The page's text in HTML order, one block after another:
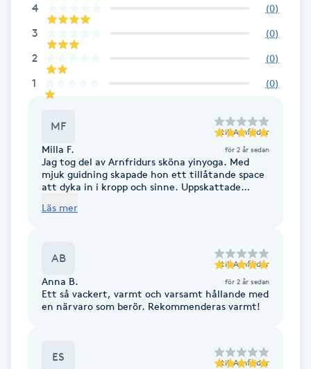
Brynfärgning
Brynplockning
Celluliter
Coachning
Cryoterapi
4 (0)
3 (0)
2 (0)
1 (0)
MF till Arnfridur
Milla F. för 2 år sedan
Jag tog del av Arnfridurs sköna yinyoga. Med
mjuk guidning skapade hon ett tillåtande space
att dyka in i kropp och sinne. Uppskattade
dans. Efter passet kände jag mig avslappnad och
Läs mer
AB till Arnfridur
Anna B. för 2 år sedan
Ett så vackert, varmt och varsamt hållande med
en närvaro som berör. Rekommenderas varmt!
ES till Arnfridur